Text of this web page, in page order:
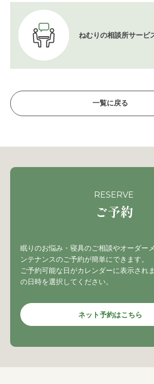
ねむりの相談所サービ
一覧に戻る
RESERVE
ご予約
眠りのお悩み・寝具のご相談やオーダー
ンテナンスのご予約が簡単にできます。
ご予約可能な日がカレンダーに表示され
の日時を選択してください。
ネット予約はこちら